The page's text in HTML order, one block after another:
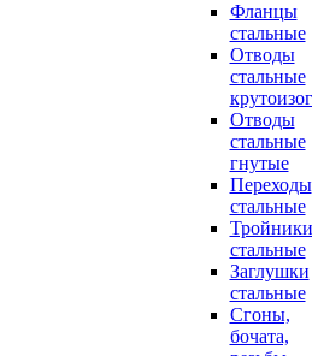
Фланцы
стальные
Отводы
стальные
Отводы
стальные
гнутые
Переходы
стальные
Тройники
стальные
Заглушки
стальные
Сгоны,
бочата,